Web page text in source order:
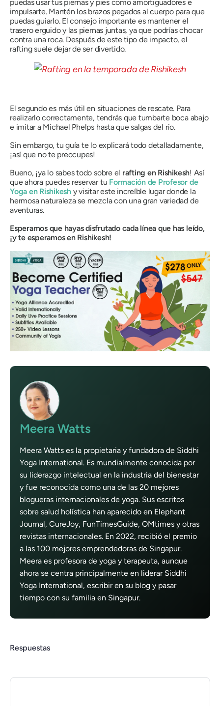
puedas usar tus piernas y pies como amortiguadores e
impulsarte. Mantén los brazos pegados al cuerpo para que
puedas guiarlo. El consejo importante es mantener el
trasero erguido y las piernas juntas, ya que podrías chocar
contra una roca. Después de este tipo de impacto, el
rafting suele dejar de ser divertido.
El segundo es más útil en situaciones de rescate. Para
realizarlo correctamente, tendrás que tumbarte boca abajo
e imitar a Michael Phelps hasta que salgas del río.
Sin embargo, tu guía te lo explicará todo detalladamente,
¡así que no te preocupes!
Bueno, ¡ya lo sabes todo sobre el rafting en Rishikesh! Así
que ahora puedes reservar tu Formación de Profesor de
Yoga en Rishikeshy visitar este increíble lugar donde la
hermosa naturaleza se mezcla con una gran variedad de
aventuras.
Esperamos que hayas disfrutado cada línea que has leído,
¡y te esperamos en Rishikesh!
Meera Watts
Meera Watts es la propietaria y fundadora de Siddhi
Yoga International. Es mundialmente conocida por
su liderazgo intelectual en la industria del bienestar
y fue reconocida como una de las 20 mejores
blogueras internacionales de yoga. Sus escritos
sobre salud holística han aparecido en Elephant
Journal, CureJoy, FunTimesGuide, OMtimes y otras
revistas internacionales. En 2022, recibió el premio
a las 100 mejores emprendedoras de Singapur.
Meera es profesora de yoga y terapeuta, aunque
ahora se centra principalmente en liderar Siddhi
Yoga International, escribir en su blog y pasar
tiempo con su familia en Singapur.
Respuestas